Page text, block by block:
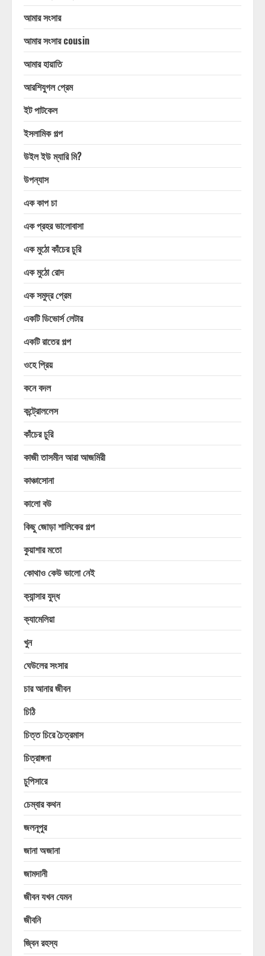
আমার সংসার
আমার সংসার cousin
আমার হায়াতি
আরশিযুগল প্রেম
ইট পাটকেল
ইসলামিক গল্প
উইল ইউ ম্যারি মি?
উপন্যাস
এক কাপ চা
এক প্রহর ভালোবাসা
এক মুঠো কাঁচের চুরি
এক মুঠো রোদ
এক সমুদ্র প্রেম
একটি ডিভোর্স লেটার
একটি রাতের গল্প
ওহে প্রিয়
কনে বদল
কন্ট্রোললেস
কাঁচের চুরি
কাজী তাসমীন আরা আজমিরী
কাঞ্চাসোনা
কালো বউ
কিছু জোড়া শালিকের গল্প
কুয়াশার মতো
কোথাও কেউ ভালো নেই
ক্যান্সার যুদ্ধ
ক্যামেলিয়া
খুন
ঘেউলের সংসার
চার আনার জীবন
চিঠি
চিত্ত চিরে চৈত্রমাস
চিত্রাঙ্গনা
চুপিসারে
চেম্বার কথন
জলনূপুর
জানা অজানা
জামদানী
জীবন যখন যেমন
জীবনি
জ্বিন রহস্য